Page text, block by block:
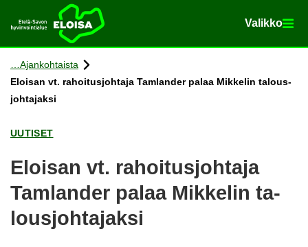
Etusi­vu Va­lik­ko
Va­lik­ko
Siir­ry si­säl­töön
Ajan­koh­tais­ta
Eloi­san vt. ra­hoi­tus­joh­ta­ja Tam­lan­der palaa Mik­ke­lin ta­lous­
joh­ta­jak­si
UU­TI­SET
Eloi­san vt. ra­hoi­tus­joh­ta­ja
Tam­lan­der palaa Mik­ke­lin ta­
lous­joh­ta­jak­si